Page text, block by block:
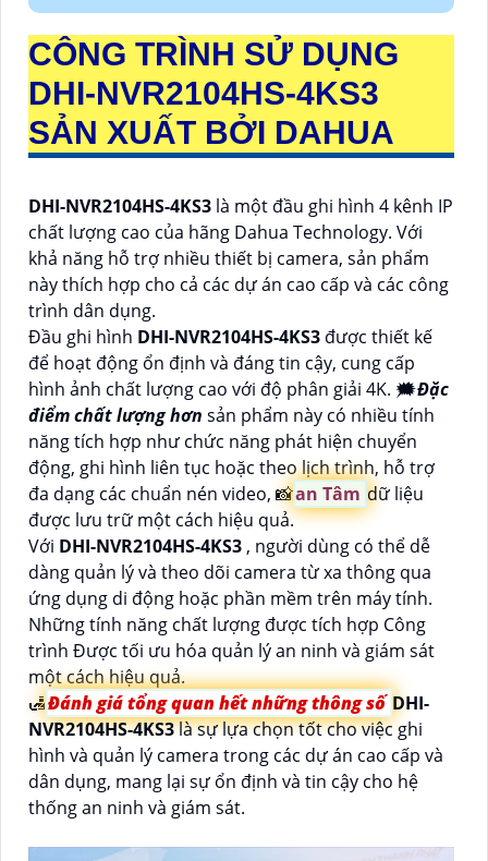
CÔNG TRÌNH SỬ DỤNG
DHI-NVR2104HS-4KS3
SẢN XUẤT BỞI DAHUA
DHI-NVR2104HS-4KS3 là một đầu ghi hình 4 kênh IP
chất lượng cao của hãng Dahua Technology. Với
khả năng hỗ trợ nhiều thiết bị camera, sản phẩm
này thích hợp cho cả các dự án cao cấp và các công
trình dân dụng.
Đầu ghi hình DHI-NVR2104HS-4KS3 được thiết kế
để hoạt động ổn định và đáng tin cậy, cung cấp
hình ảnh chất lượng cao với độ phân giải 4K. 🗯️Đặc
điểm chất lượng hơn sản phẩm này có nhiều tính
năng tích hợp như chức năng phát hiện chuyển
động, ghi hình liên tục hoặc theo lịch trình, hỗ trợ
đa dạng các chuẩn nén video, 📸an Tâm dữ liệu
được lưu trữ một cách hiệu quả.
Với DHI-NVR2104HS-4KS3 , người dùng có thể dễ
dàng quản lý và theo dõi camera từ xa thông qua
ứng dụng di động hoặc phần mềm trên máy tính.
Những tính năng chất lượng được tích hợp Công
trình Được tối ưu hóa quản lý an ninh và giám sát
một cách hiệu quả.
🛃Đánh giá tổng quan hết những thông số DHI-
NVR2104HS-4KS3là sự lựa chọn tốt cho việc ghi
hình và quản lý camera trong các dự án cao cấp và
dân dụng, mang lại sự ổn định và tin cậy cho hệ
thống an ninh và giám sát.